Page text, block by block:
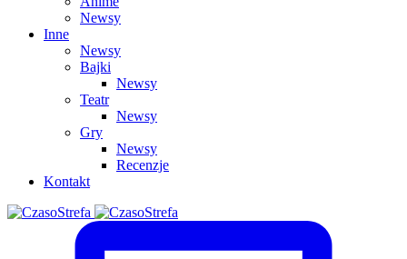
Newsy
Inne
Newsy
Bajki
Newsy
Teatr
Newsy
Gry
Newsy
Recenzje
Kontakt